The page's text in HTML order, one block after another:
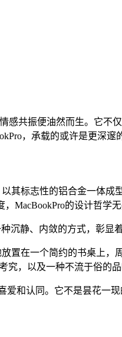
感共振便油然而生。它
，承载的或许是更深邃
其标志性的铝合金一体
MacBookPro的设计哲学
沉静、内敛的方式，彰显
置在一个简约的书桌上
究，以及一种不流于俗的品
和认同。它不是昙花一